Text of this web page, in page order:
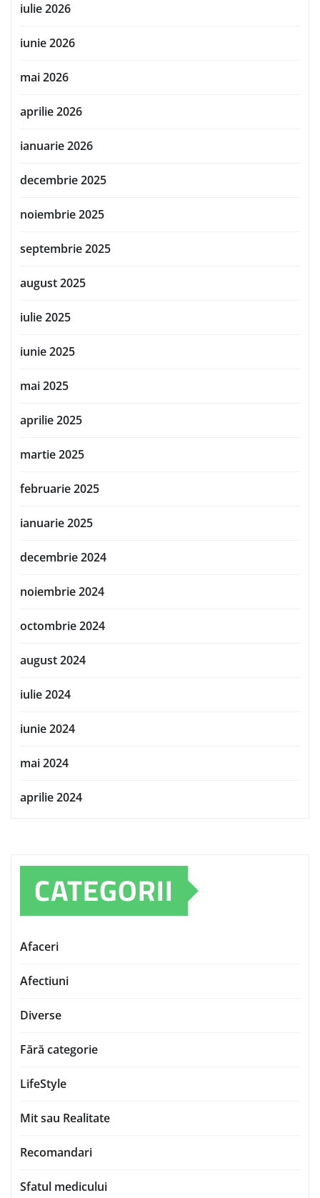
iulie 2026
iunie 2026
mai 2026
aprilie 2026
ianuarie 2026
decembrie 2025
noiembrie 2025
septembrie 2025
august 2025
iulie 2025
iunie 2025
mai 2025
aprilie 2025
martie 2025
februarie 2025
ianuarie 2025
decembrie 2024
noiembrie 2024
octombrie 2024
august 2024
iulie 2024
iunie 2024
mai 2024
aprilie 2024
CATEGORII
Afaceri
Afectiuni
Diverse
Fără categorie
LifeStyle
Mit sau Realitate
Recomandari
Sfatul medicului